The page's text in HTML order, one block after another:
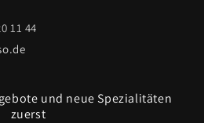
11 44
und neue Spezialitäten
zuerst